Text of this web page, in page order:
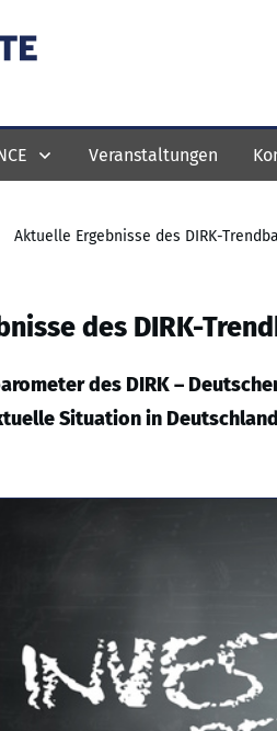
Veranstaltungen
Aktuelle Ergebnisse des DIRK-
des DIRK-
des DIRK –
Situation in